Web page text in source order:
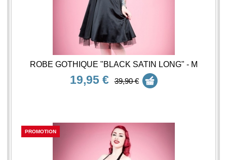
ROBE GOTHIQUE "BLACK SATIN LONG" - M
19,95 € 39,90 €
PROMOTION